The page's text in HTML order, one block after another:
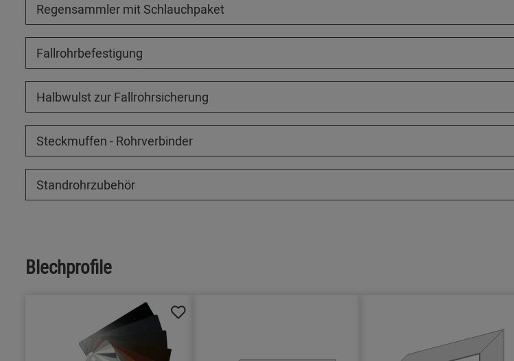
Regensammler mit Schlauchpaket
Fallrohrbefestigung
Halbwulst zur Fallrohrsicherung
Steckmuffen - Rohrverbinder
Standrohrzubehör
Blechprofile